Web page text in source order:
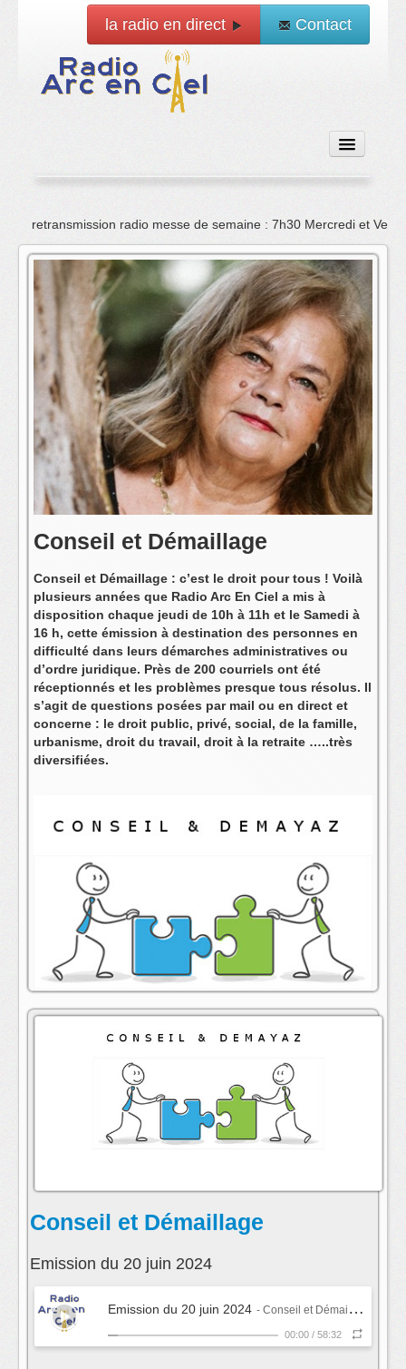
la radio en direct Contact
Accueil
Emissions
News
Vidéo
La radio
L'équipe
retransmission radio messe de semaine : 7h30 Mercredi et
Conseil et Démaillage
Conseil et Démaillage : c’est le droit pour tous ! Voilà
plusieurs années que Radio Arc En Ciel a mis à
disposition chaque jeudi de 10h à 11h et le Samedi à
16 h, cette émission à destination des personnes en
difficulté dans leurs démarches administratives ou
d’ordre juridique. Près de 200 courriels ont été
réceptionnés et les problèmes presque tous résolus. Il
s’agit de questions posées par mail ou en direct et
concerne : le droit public, privé, social, de la famille,
urbanisme, droit du travail, droit à la retraite …..très
diversifiées.
animateur : Annick Folio
conseil@radioarcenciel.re
Conseil et Démaillage
Emission du 20 juin 2024
Emission du 20 juin 2024 - Conseil et Démaillage
00:00 / 58:32